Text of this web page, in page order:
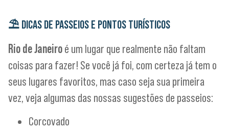
⛱️DICAS DE PASSEIOS E PONTOS TURÍSTICOS
Rio de Janeiroé um lugar que realmente não faltam
coisas para fazer! Se você já foi, com certeza já tem o
seus lugares favoritos, mas caso seja sua primeira
vez, veja algumas das nossas sugestões de passeios:
Corcovado